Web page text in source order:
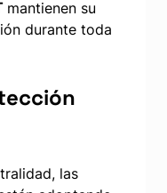
mantienen su
durante toda
las